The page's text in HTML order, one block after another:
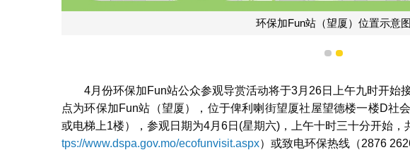
环保加Fun站（望厦）位置示意图
1 2
4月份环保加Fun站公众参观导赏活动将于3月26日上午九时开始
点为环保加Fun站（望厦），位于俾利喇街望厦社屋望德楼一楼D社
或电梯上1楼），参观日期为4月6日(星期六)，上午十时三十分开始
tps://www.dspa.gov.mo/ecofunvisit.aspx）或致电环保热线（2876